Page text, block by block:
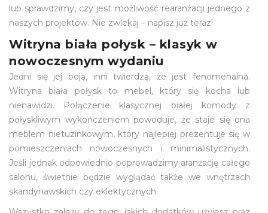
lub sprawdzimy, czy jest możliwość rearanżacji jednego z
naszych projektów. Nie zwlekaj – napisz już teraz!
Witryna biała połysk – klasyk w
nowoczesnym wydaniu
Jedni się jej boją, inni twierdzą, że jest fenomenalna.
Witryna biała połysk to mebel, który się kocha lub
nienawidzi. Połączenie klasycznej białej komody z
połyskliwym wykończeniem powoduje, że staje się ona
meblem nietuzinkowym, który najlepiej prezentuje się w
pomieszczeniach nowoczesnych i minimalistycznych.
Jeśli jednak odpowiednio poprowadzimy aranżację całego
salonu, świetnie będzie wyglądać także we wnętrzach
skandynawskich czy eklektycznych.